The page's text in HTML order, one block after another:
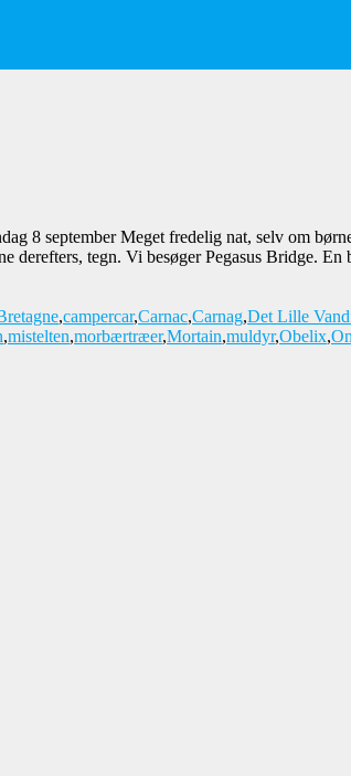
8 september Meget fredelig nat, selv om
tegn. Vi besøger Pegasus Bridge. En
,campercar,Carnac,Carnag,Det Lille
,mistelten,morbærtræer,Mortain,muldyr,Obelix,